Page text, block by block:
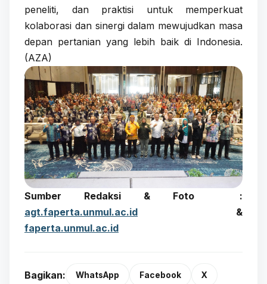
peneliti, dan praktisi untuk memperkuat
kolaborasi dan sinergi dalam mewujudkan masa
depan pertanian yang lebih baik di Indonesia.
(AZA)
Sumber Redaksi & Foto :
agt.faperta.unmul.ac.id &
faperta.unmul.ac.id
Bagikan: WhatsApp Facebook X